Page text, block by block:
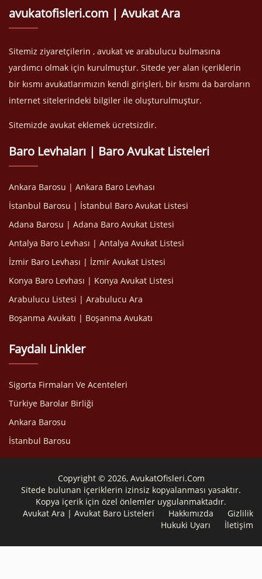
avukatofisleri.com | Avukat Ara
Sitemiz ziyaretçilerin , avukat ve arabulucu bulmasına
yardımcı olmak için kurulmuştur. Sitede yer alan içeriklerin
bir kısmı avukatlarımızın kendi girişleri, bir kısmı da baroların
internet sitelerindeki bilgiler ile oluşturulmuştur.
Sitemizde avukat eklemek ücretsizdir.
Baro Levhaları | Baro Avukat Listeleri
Ankara Barosu | Ankara Baro Levhası
İstanbul Barosu | İstanbul Baro Avukat Listesi
Adana Barosu | Adana Baro Avukat Listesi
Antalya Baro Levhası | Antalya Avukat Listesi
İzmir Baro Levhası | İzmir Avukat Listesi
Konya Baro Levhası | Konya Avukat Listesi
Arabulucu Listesi | Arabulucu Ara
Boşanma Avukatı | Boşanma Avukatı
Faydalı Linkler
Sigorta Firmaları Ve Acenteleri
Türkiye Barolar Birliği
Ankara Barosu
İstanbul Barosu
Copyright © 2026, AvukatOfisleri.Com
Sitede bulunan içeriklerin izinsiz kopyalanması yasaktır.
Kopya içerik için özel önlemler uygulanmaktadır.
Avukat Ara | Avukat Baro Listeleri
Hakkımızda
Gizlilik
Hukuki Uyarı
İletişim